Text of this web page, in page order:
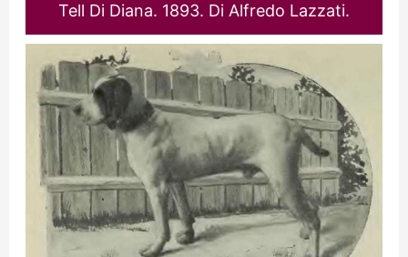
Tell Di Diana. 1893. Di Alfredo Lazzati.